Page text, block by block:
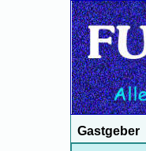
Gastgeber